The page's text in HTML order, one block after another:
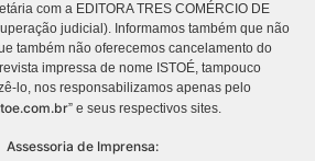
com a EDITORA TRES COMÉRCIO DE
judicial). Informamos também que não
também não oferecemos cancelamento do
impressa de nome ISTOÉ, tampouco
lo, nos responsabilizamos apenas pelo
” e seus respectivos sites.
Assessoria de Imprensa: